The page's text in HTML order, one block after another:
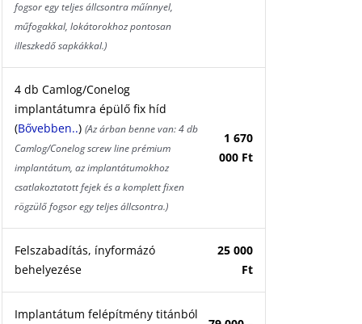
fogsor egy teljes állcsontra műínnyel,
műfogakkal, lokátorokhoz pontosan
illeszkedő sapkákkal.)
4 db Camlog/Conelog
implantátumra épülő fix híd
(Bővebben..)(Az árban benne van: 4 db
Camlog/Conelog screw line prémium
implantátum, az implantátumokhoz
csatlakoztatott fejek és a komplett fixen
rögzülő fogsor egy teljes állcsontra.)
1 670
000 Ft
Felszabadítás, ínyformázó
behelyezése
25 000
Ft
Implantátum felépítmény titánból